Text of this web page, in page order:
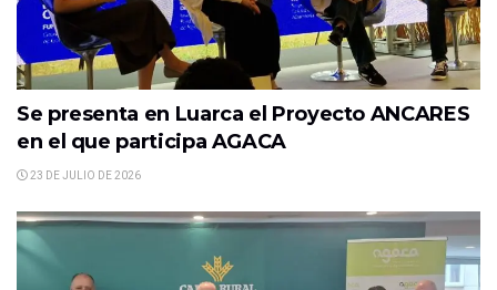
Se presenta en Luarca el Proyecto ANCARES
en el que participa AGACA
23 DE JULIO DE 2026